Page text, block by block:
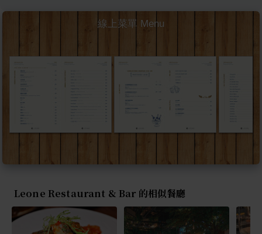
線上菜單 Menu
Leone Restaurant & Bar 的相似餐廳